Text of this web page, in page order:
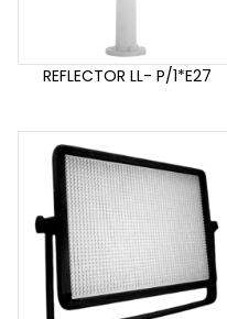
REFLECTOR LL- P/1*E27